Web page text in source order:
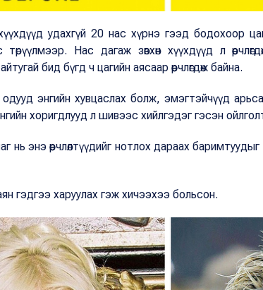
удахгүй 20 нас хүрнэ гээд бодохоор цаг
Нас дагаж зөвхөн хүүхдүүд л
бид бүгд ч цагийн аясаар өөрчлөгдөж байна.
энгийн хувцаслах болж, эмэгтэйчүүд
хоригдлууд л шивээс хийлгэдэг гэсэн
нь энэ өөрчлөлтүүдийг нотлох дараах
гэдгээ харуулах гэж хичээхээ больсон.